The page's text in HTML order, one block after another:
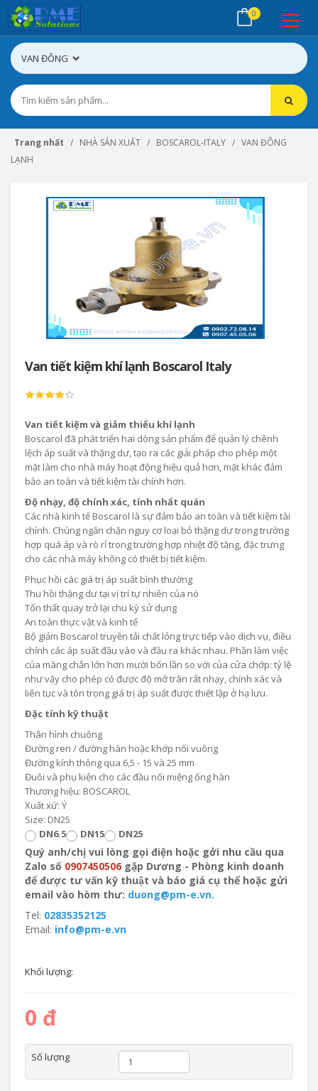
0
Trang nhất NHÀ SẢN XUẤT BOSCAROL-ITALY
VAN ĐÔNG
LẠNH
Van tiết kiệm khí lạnh Boscarol Italy
Van tiết kiệm và giảm thiểu khí lạnh
Boscarol đã phát triển hai dòng sản phẩm để quản lý chênh
lệch áp suất và thặng dư, tạo ra các giải pháp cho phép một
mặt làm cho nhà máy hoạt động hiệu quả hơn, mặt khác đảm
bảo an toàn và tiết kiệm tài chính hơn.
Độ nhạy, độ chính xác, tính nhất quán
Các nhà kinh tế Boscarol là sự đảm bảo an toàn và tiết kiệm tài
chính. Chúng ngăn chặn nguy cơ loại bỏ thặng dư trong trường
hợp quá áp và rò rỉ trong trường hợp nhiệt độ tăng, đặc trưng
cho các nhà máy không có thiết bị tiết kiệm.
Phục hồi các giá trị áp suất bình thường
Thu hồi thặng dư tại vị trí tự nhiên của nó
Tổn thất quay trở lại chu kỳ sử dụng
An toàn thực vật và kinh tế
Bộ giảm Boscarol truyền tải chất lỏng trực tiếp vào dịch vụ, điều
chỉnh các áp suất đầu vào và đầu ra khác nhau. Phần làm việc
của màng chắn lớn hơn mười bốn lần so với của cửa chớp: tỷ lệ
như vậy cho phép có được độ mở tràn rất nhạy, chính xác và
liên tục và tôn trọng giá trị áp suất được thiết lập ở hạ lưu.
Đặc tính kỹ thuật
Thân hình chuông
Đường ren / đường hàn hoặc khớp nối vuông
Đường kính thông qua 6,5 ​​- 15 và 25 mm
Đuôi và phụ kiện cho các đầu nối miệng ống hàn
Thương hiệu: BOSCAROL
Xuất xứ: Ý
Size: DN25
DN6.5
DN15 DN25
Quý anh/chị vui lòng gọi điện hoặc gởi nhu cầu qua
Zalo số 0907450506 gặp Dương - Phòng kinh doanh
để được tư vấn kỹ thuật và báo giá cụ thể hoặc gửi
email vào hòm thư: duong@pm-e.vn.
Tel: 02835352125
Email: info@pm-e.vn
Khối lượng:
0 đ
Số lượng